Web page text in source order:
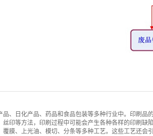
、日化产品、药品和食品包装等多种行业中。印刷品
丝印等方法，印刷过程中可能会产生各种各样的印刷缺
覆膜、上光油、模切、分条等多种工艺。这些工艺还会